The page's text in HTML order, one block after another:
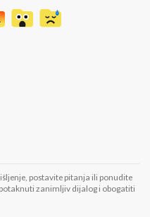
postavite pitanja ili ponudite
zanimljiv dijalog i obogatiti